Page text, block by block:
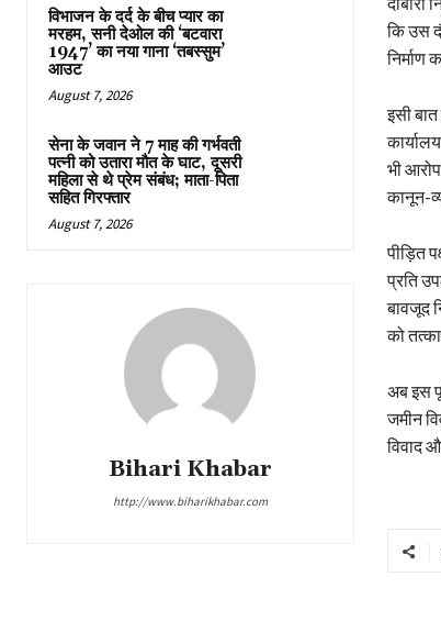
विभाजन के दर्द के बीच प्यार का
मरहम, सनी देओल की ‘बटवारा
1947’ का नया गाना ‘तबस्सुम’
आउट
August 7, 2026
सेना के जवान ने 7 माह की गर्भवती
पत्नी को उतारा मौत के घाट, दूसरी
महिला से थे प्रेम संबंध; माता-पिता
सहित गिरफ्तार
August 7, 2026
Bihari Khabar
http://www.biharikhabar.com
कि उस
निर्माण
इसी
भी
कानून-
पीड़ित
प्रति
बावजूद
को
अब इस
जमीन
विवाद